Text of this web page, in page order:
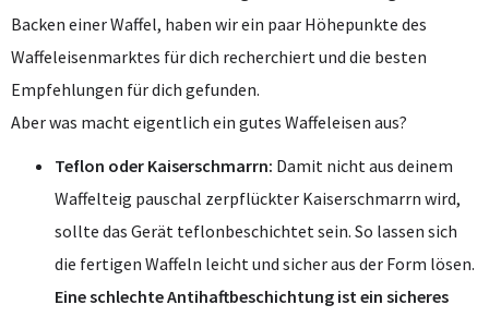
Backen einer Waffel, haben wir ein paar Höhepunkte des
Waffeleisenmarktes für dich recherchiert und die besten
Empfehlungen für dich gefunden.
Aber was macht eigentlich ein gutes Waffeleisen aus?
Teflon oder Kaiserschmarrn: Damit nicht aus deinem
Waffelteig pauschal zerpflückter Kaiserschmarrn wird,
sollte das Gerät teflonbeschichtet sein. So lassen sich
die fertigen Waffeln leicht und sicher aus der Form lösen.
Eine schlechte Antihaftbeschichtung ist ein sicheres